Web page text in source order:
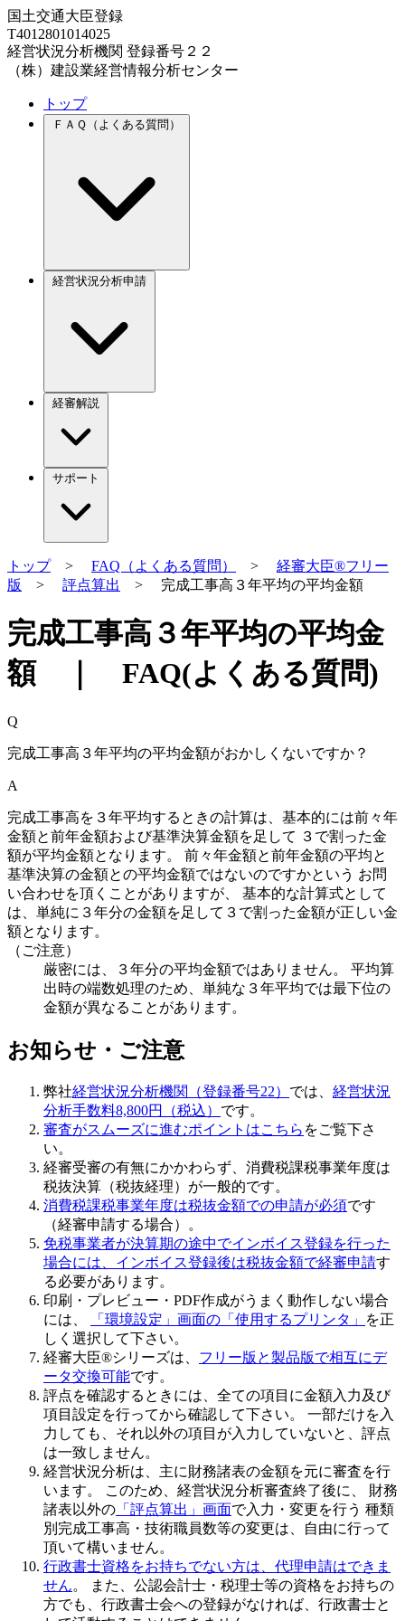
国土交通大臣登録
T4012801014025
経営状況分析機関 登録番号２２
（株）建設業経営情報分析センター
トップ
ＦＡＱ（よくある質問）
経営状況分析申請
経審解説
サポート
トップ> FAQ（よくある質問） > 経審大臣®フリー
版
> 評点算出 > 完成工事高３年平均の平均金額
完成工事高３年平均の平均金
額 ｜ FAQ(よくある質問)
Q
完成工事高３年平均の平均金額がおかしくないですか？
A
完成工事高を３年平均するときの計算は、基本的には前々年
金額と前年金額および基準決算金額を足して ３で割った金
額が平均金額となります。 前々年金額と前年金額の平均と
基準決算の金額との平均金額ではないのですかという お問
い合わせを頂くことがありますが、 基本的な計算式として
は、単純に３年分の金額を足して３で割った金額が正しい金
額となります。
（ご注意）
厳密には、３年分の平均金額ではありません。 平均算
出時の端数処理のため、単純な３年平均では最下位の
金額が異なることがあります。
お知らせ・ご注意
弊社経営状況分析機関（登録番号22） では、 経営状況
分析手数料8,800円（税込） です。
審査がスムーズに進むポイントはこちら をご覧下さ
い。
経審受審の有無にかかわらず、 消費税課税事業年度は
税抜決算（税抜経理） が一般的です。
消費税課税事業年度は税抜金額での申請が必須です
（経審申請する場合）。
免税事業者が決算期の途中でインボイス登録を行った
場合には、インボイス登録後は税抜金額で経審申請す
る必要があります。
印刷・プレビュー・PDF作成がうまく動作しない場合
には、
「環境設定」画面の「使用するプリンタ」
を正
しく選択して下さい。
経審大臣®シリーズは、 フリー版と製品版で相互にデ
ータ交換可能です。
評点を確認するときには、全ての項目に金額入力及び
項目設定を行ってから確認して下さい。 一部だけを入
力しても、それ以外の項目が入力していないと、評点
は一致しません。
経営状況分析は、主に財務諸表の金額を元に審査を行
います。 このため、 経営状況分析審査終了後に、 財務
諸表以外の 「評点算出」画面で入力・変更を行う 種類
別完成工事高・技術職員数等の変更は、自由に行って
頂いて構いません。
行政書士資格をお持ちでない方は、代理申請はできま
せん。 また、公認会計士・税理士等の資格をお持ちの
方でも、行政書士会への登録がなければ、行政書士と